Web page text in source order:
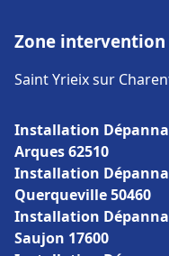
Zone intervention
Saint Yrieix sur
Installation
Arques 62510
Installation
Querqueville 50460
Installation
Saujon 17600